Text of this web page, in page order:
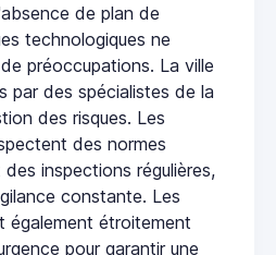
de plan de
technologiques ne
préoccupations. La ville
par des spécialistes de la
des risques. Les
des normes
inspections régulières,
constante. Les
également étroitement
pour garantir une